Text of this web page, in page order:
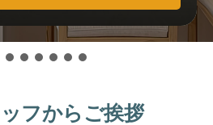
フからご挨拶